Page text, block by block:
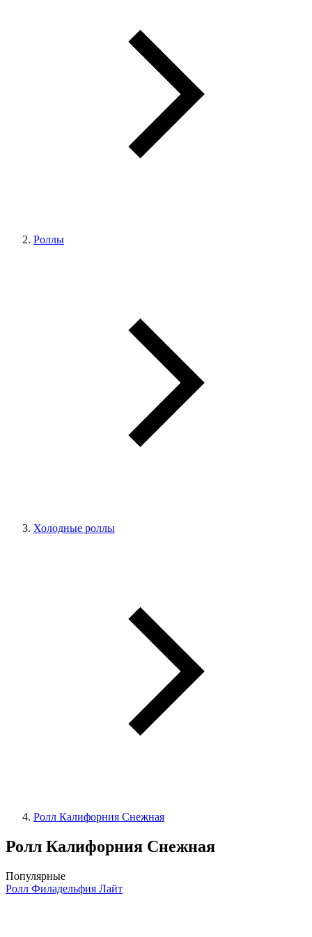
Роллы
Холодные роллы
Ролл Калифорния Снежная
Ролл Калифорния Снежная
Популярные
Ролл Филадельфия Лайт